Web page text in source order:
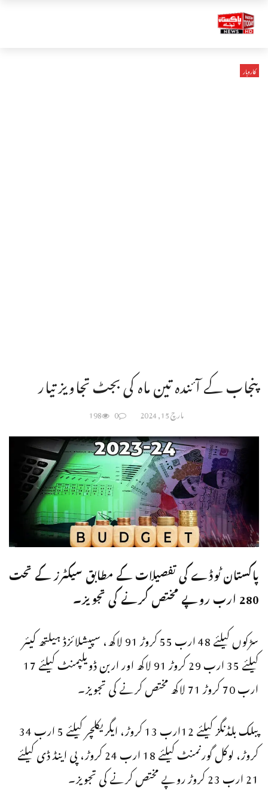
کاروبار
پنجاب کے آئندہ تین ماہ کی بجٹ تجاویز تیار
مارچ 15, 2024 0
198
پاکستان ٹوڈے کی تفصیلات کے مطابق سیکٹرز کے تحت
280 ارب روپے مختص کرنے کی تجویز۔
سڑکوں کیلئے 48 ارب 55 کروڑ 91 لاکھ، سپیشلائزڈ ہیلتھ کیئر
کیلئے 35 ارب 29 کروڑ 91 لاکھ اور اربن ڈویلپمنٹ کیلئے 17
ارب 70 کروڑ 71 لاکھ مختص کرنے کی تجویز۔
پبلک بلڈنگز کیلئے 12ارب 13 کروڑ، ایگریکلچر کیلئے 5 ارب 34
کروڑ، لوکل گورنمنٹ کیلئے 18 ارب 24 کروڑ، پی اینڈ ڈی کیلئے
21 ارب 23 کروڑ روپے مختص کرنے کی تجویز۔